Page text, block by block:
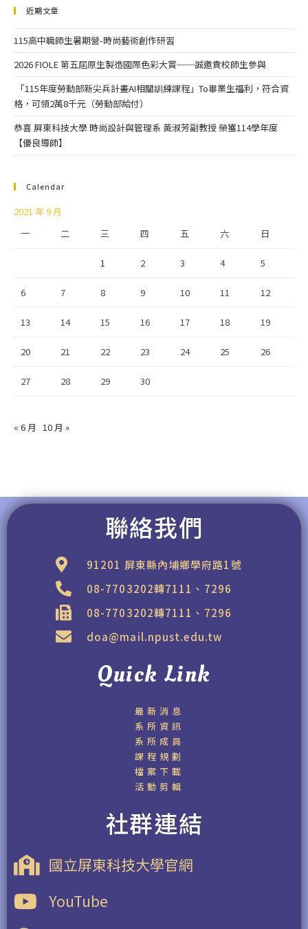
近期文章
115高中職師生暑期營-時尚藝術創作研習
2026 FIOLE 第五屆原生製造國際色彩大賞──誠邀貴校師生參與
「115年度勞動部新尖兵計畫AI相關訓練課程」To畢業生福利，符合資
格，可領2萬8千元（勞動部給付）
恭喜 屏東科技大學 時尚設計與管理系 黃淑芳副教授 榮獲114學年度
【優良導師】
Calendar
2021 年 9 月
一
二 三 四 五 六 日
1 2 3 4 5
6 7 8 9 10 11 12
13 14 15 16 17 18 19
20 21 22 23 24 25 26
27 28 29 30
« 6 月 10 月 »
聯絡我們
91201 屏東縣內埔鄉學府路1號
08-7703202轉7111、7296
08-7703202轉7111、7296
doa@mail.npust.edu.tw
Quick Link
最新消息
系所資訊
系所成員
課程規劃
檔案下載
活動剪輯
社群連結
國立屏東科技大學官網
YouTube